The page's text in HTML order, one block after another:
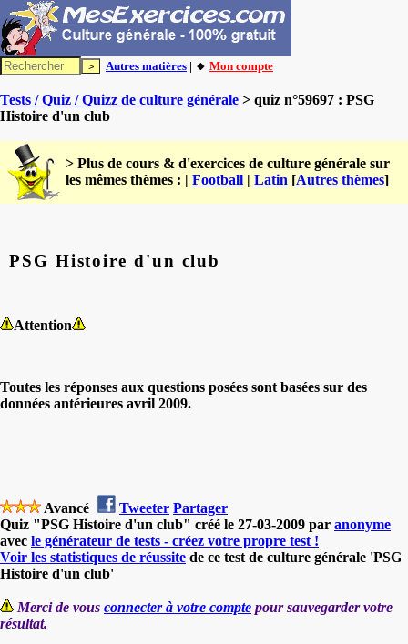
Autres matières | 🔸 Mon compte
Tests / Quiz / Quizz de culture générale > quiz n°59697 : PSG
Histoire d'un club
> Plus de cours & d'exercices de culture générale sur
les mêmes thèmes : | Football | Latin [Autres thèmes]
PSG Histoire d'un club
Attention
Toutes les réponses aux questions posées sont basées sur des
données antérieures avril 2009.
Avancé Tweeter Partager
Quiz "PSG Histoire d'un club" créé le 27-03-2009 par anonyme
avec le générateur de tests - créez votre propre test !
Voir les statistiques de réussite de ce test de culture générale 'PSG
Histoire d'un club'
Merci de vous connecter à votre compte pour sauvegarder votre
résultat.